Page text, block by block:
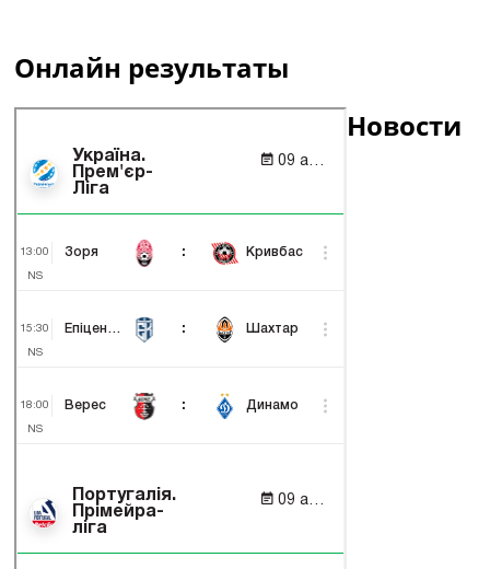
Онлайн результаты
Новости